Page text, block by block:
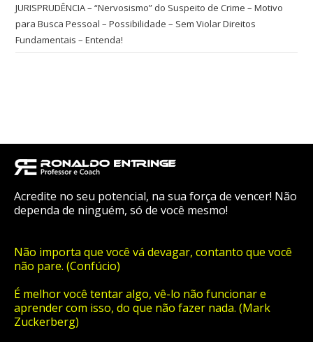
JURISPRUDÊNCIA – “Nervosismo” do Suspeito de Crime – Motivo
para Busca Pessoal – Possibilidade – Sem Violar Direitos
Fundamentais – Entenda!
Acredite no seu potencial, na sua força de vencer! Não
dependa de ninguém, só de você mesmo!
Não importa que você vá devagar, contanto que você
não pare. (Confúcio)
É melhor você tentar algo, vê-lo não funcionar e
aprender com isso, do que não fazer nada. (Mark
Zuckerberg)